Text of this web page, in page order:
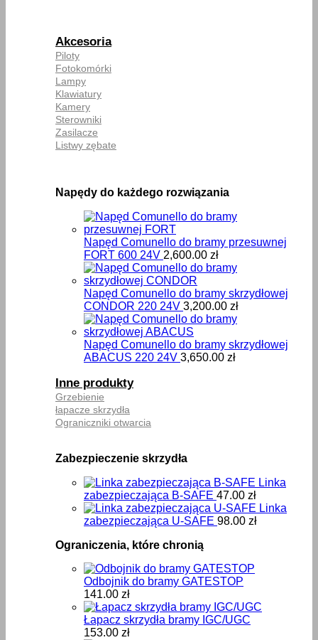
Akcesoria
Piloty
Fotokomórki
Lampy
Klawiatury
Kamery
Sterowniki
Zasilacze
Listwy zębate
Napędy do każdego rozwiązania
Napęd Comunello do bramy przesuwnej
FORT 600 24V 2,600.00 zł
Napęd Comunello do bramy skrzydłowej
CONDOR 220 24V 3,200.00 zł
Napęd Comunello do bramy skrzydłowej
ABACUS 220 24V 3,650.00 zł
Inne produkty
Grzebienie
łapacze skrzydła
Ograniczniki otwarcia
Zabezpieczenie skrzydła
Linka
zabezpieczająca B-SAFE 47.00 zł
Linka
zabezpieczająca U-SAFE 98.00 zł
Ograniczenia, które chronią
Odbojnik do bramy GATESTOP
141.00 zł
Łapacz skrzydła bramy IGC/UGC
153.00 zł